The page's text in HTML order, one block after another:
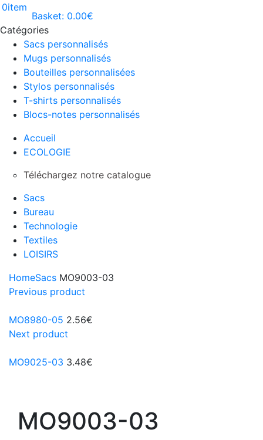
0item
Basket: 0.00€
Catégories
Sacs personnalisés
Mugs personnalisés
Bouteilles personnalisées
Stylos personnalisés
T-shirts personnalisés
Blocs-notes personnalisés
Accueil
ECOLOGIE
Téléchargez notre catalogue
Sacs
Bureau
Technologie
Textiles
LOISIRS
HomeSacs MO9003-03
Previous product
MO8980-05 2.56€
Next product
MO9025-03 3.48€
MO9003-03